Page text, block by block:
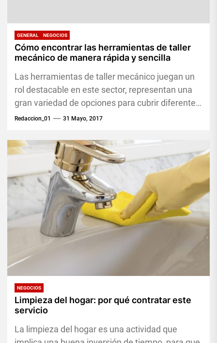
GENERAL NEGOCIOS
Cómo encontrar las herramientas de taller
mecánico de manera rápida y sencilla
Las herramientas de taller mecánico juegan un
rol destacable en este sector, representan una
gran variedad de opciones para cubrir diferentes
necesidades que surgen cuando...
Redaccion_01 31 Mayo, 2017
NEGOCIOS
Limpieza del hogar: por qué contratar este
servicio
La limpieza del hogar es una actividad que